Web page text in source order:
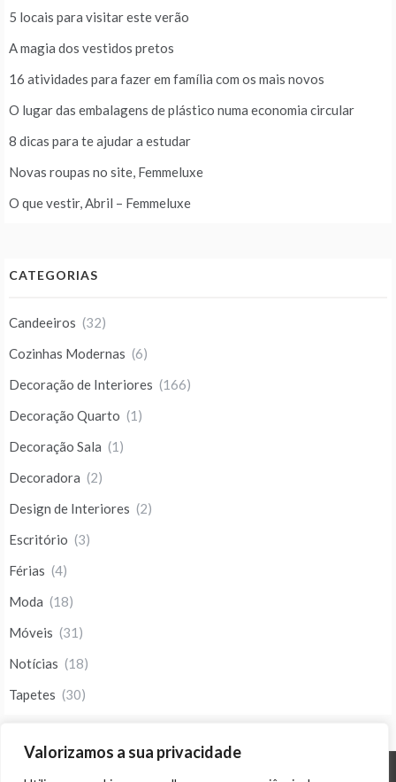
Valorizamos a sua privacidade
5 locais para visitar este verão
A magia dos vestidos pretos
16 atividades para fazer em família com os mais novos
O lugar das embalagens de plástico numa economia circular
8 dicas para te ajudar a estudar
Novas roupas no site, Femmeluxe
O que vestir, Abril – Femmeluxe
CATEGORIAS
Candeeiros (32)
Cozinhas Modernas (6)
Decoração de Interiores (166)
Decoração Quarto (1)
Decoração Sala (1)
Decoradora (2)
Design de Interiores (2)
Escritório (3)
Férias (4)
Moda (18)
Móveis (31)
Notícias (18)
Tapetes (30)